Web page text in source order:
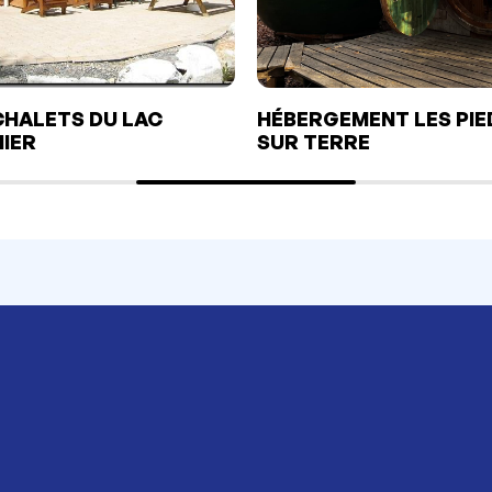
DU LAC
HÉBERGEMENT LES
SUR TERRE